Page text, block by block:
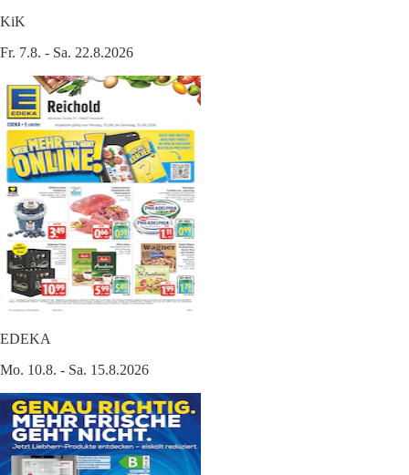
KiK
Fr. 7.8. - Sa. 22.8.2026
EDEKA
Mo. 10.8. - Sa. 15.8.2026